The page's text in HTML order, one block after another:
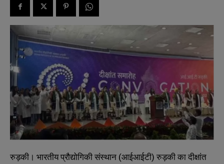
रुड़की। भारतीय प्रौद्योगिकी संस्थान (आईआईटी) रुड़की का दीक्षांत